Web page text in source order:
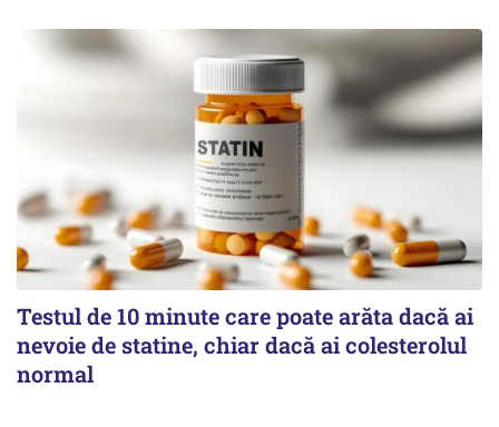
Testul de 10 minute care poate arăta dacă ai
nevoie de statine, chiar dacă ai colesterolul
normal